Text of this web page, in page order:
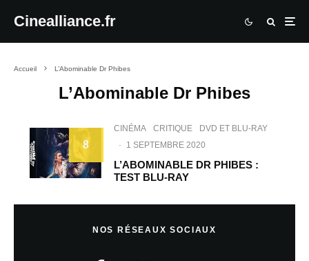
Cinealliance.fr
Accueil L’Abominable Dr Phibes
L’Abominable Dr Phibes
8
CINÉMA CRITIQUE
DVD ET BLU-RAY
·
1 SEPTEMBRE 2020
L’ABOMINABLE DR PHIBES :
TEST BLU-RAY
NOS RÉSEAUX SOCIAUX